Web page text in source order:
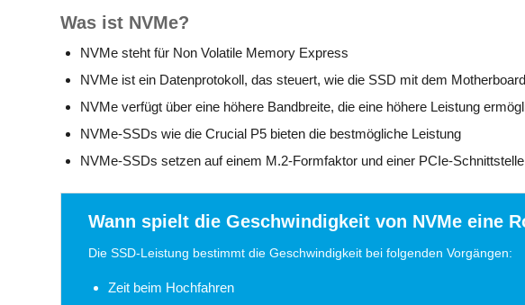
Was ist NVMe?
NVMe steht für Non Volatile Memory Express
NVMe ist ein Datenprotokoll, das steuert, wie die SSD mit dem
NVMe verfügt über eine höhere Bandbreite, die eine höhere Leistung
NVMe-SSDs wie die Crucial P5 bieten die bestmögliche Leistung
NVMe-SSDs setzen auf einem M.2-Formfaktor und einer PCIe-Schnittstelle
Wann spielt die Geschwindigkeit von NVMe eine
Die SSD-Leistung bestimmt die Geschwindigkeit bei folgenden Vorgängen:
Zeit beim Hochfahren